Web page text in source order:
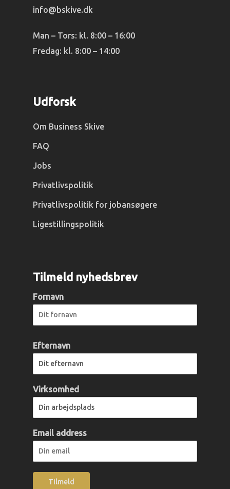
info@bskive.dk
Man – Tors: kl. 8:00 – 16:00
Fredag: kl. 8:00 – 14:00
Udforsk
Om Business Skive
FAQ
Jobs
Privatlivspolitik
Privatlivspolitik for jobansøgere
Ligestillingspolitik
Tilmeld nyhedsbrev
Fornavn
Efternavn
Virksomhed
Email address